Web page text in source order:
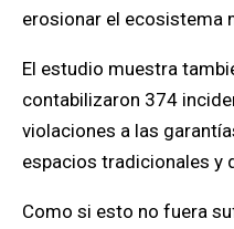
erosionar el ecosistema
El estudio muestra también como “en 2020 se
contabilizaron 374
violaciones a las
espacios tradicionales y
Como si esto no fuera suficiente ahora la larga manus